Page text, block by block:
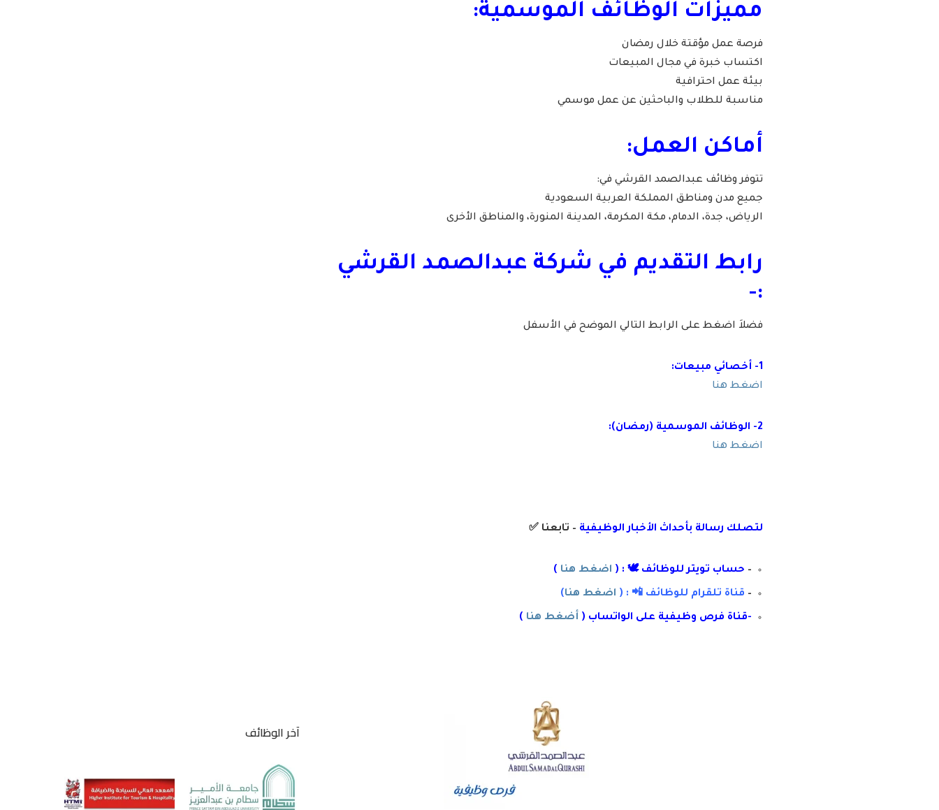
مميزات الوظائف الموسمية:
فرصة عمل مؤقتة خلال رمضان
اكتساب خبرة في مجال المبيعات
بيئة عمل احترافية
مناسبة للطلاب والباحثين عن عمل موسمي
أماكن العمل:
تتوفر وظائف عبدالصمد القرشي في:
جميع مدن ومناطق المملكة العربية السعودية
الرياض، جدة، الدمام، مكة المكرمة، المدينة المنورة، والمناطق الأخرى
رابط التقديم في شركة عبدالصمد القرشي
:-
فضلاَ اضغط على الرابط التالي الموضح في الأسفل
1- أخصائي مبيعات:
اضغط هنا
2- الوظائف الموسمية (رمضان):
اضغط هنا
لتصلك رسالة بأحداث الأخبار الوظيفية – تابعنا ✅
– حساب تويتر للوظائف 🕊 : ( اضغط هنا )
– قناة تلقرام للوظائف 📲 : ( اضغط هنا)
-قناة فرص وظيفية على الواتساب ( أضغط هنا )
آخر الوظائف